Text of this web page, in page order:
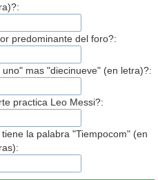
predominante del foro?:
mas "diecinueve" (en letra)?:
practica Leo Messi?:
la palabra "Tiempocom" (en